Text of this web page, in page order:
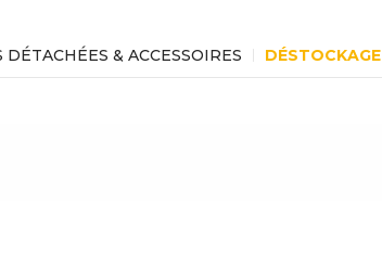
DÉTACHÉES & ACCESSOIRES DÉSTOCKAGE